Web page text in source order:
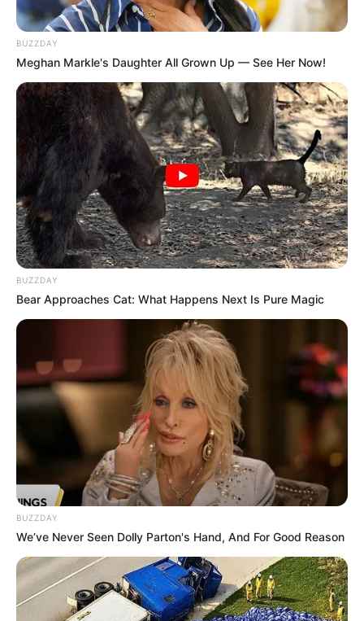
Fonte:thecottagemarket
4. Porta guardanapo de flor
Este porta guardanapo pode ser feito com flor
de feltro, fuxico ou EVA. É só soltar a sua
imaginação!
BUZZDAY
Meghan Markle's Daughter All Grown Up — See Her Now!
BUZZDAY
Bear Approaches Cat: What Happens Next Is Pure Magic
BUZZDAY
We’ve Never Seen Dolly Parton's Hand, And For Good Reason